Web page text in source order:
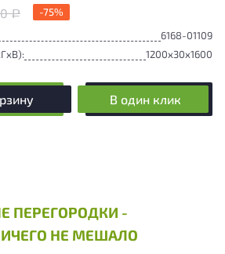
Р
-75%
6168-01109
1200x30x1600
В один клик
ПЕРЕГОРОДКИ -
НЕ МЕШАЛО